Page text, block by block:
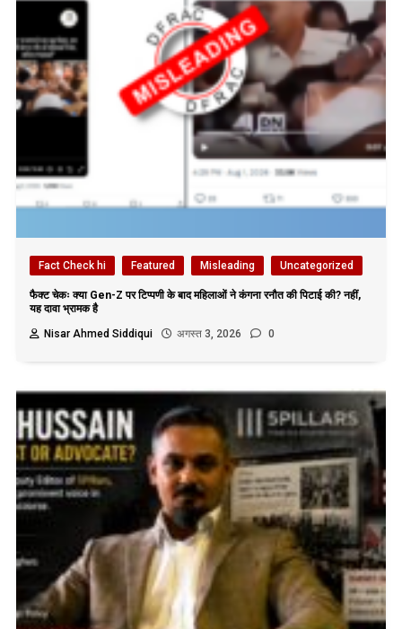
Fact Check hi Featured Misleading Uncategorized
फैक्ट चेकः क्या Gen-Z पर टिप्पणी के बाद महिलाओं ने कंगना रनौत की पिटाई की? नहीं,
यह दावा भ्रामक है
Nisar Ahmed Siddiqui
अगस्त 3, 2026 0